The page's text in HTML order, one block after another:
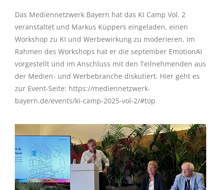
Das Mediennetzwerk Bayern hat das KI Camp Vol. 2
veranstaltet und Markus Küppers eingeladen, einen
Workshop zu KI und Werbewirkung zu moderieren. Im
Rahmen des Workshops hat er die september EmotionAI
vorgestellt und im Anschluss mit den Teilnehmenden aus
der Medien- und Werbebranche diskutiert. Hier geht es
zur Event-Seite: https://mediennetzwerk-
bayern.de/events/ki-camp-2025-vol-2/#top